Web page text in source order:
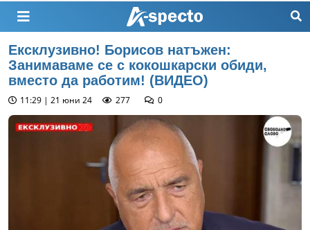
Ексклузивно! Борисов натъжен:
Занимаваме се с кокошкарски обиди,
вместо да работим! (ВИДЕО)
11:29 | 21 юни 24 277 0